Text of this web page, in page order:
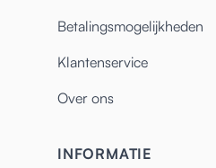
Betalingsmogelijkheden
Klantenservice
Over ons
INFORMATIE